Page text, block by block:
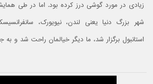
زیادی در مورد گوشی درز کرده بود. اما در طی
شهر بزرگ دنیا یعنی لندن، نیویورک،
استانبول برگزار شد، ما دیگر خیالمان راحت شد و به